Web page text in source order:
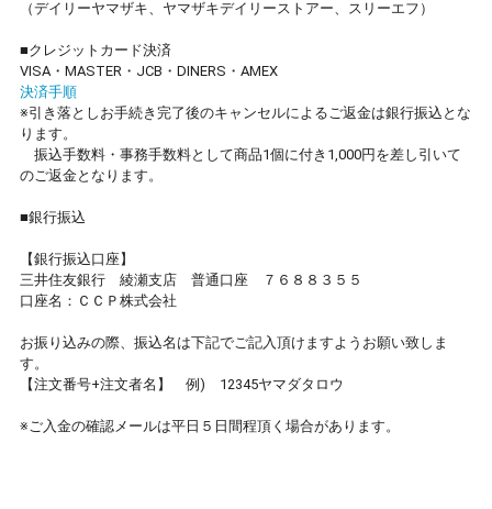
（デイリーヤマザキ、ヤマザキデイリーストアー、スリーエフ）
■クレジットカード決済
VISA・MASTER・JCB・DINERS・AMEX
決済手順
※引き落としお手続き完了後のキャンセルによるご返金は銀行振込とな
ります。
振込手数料・事務手数料として商品1個に付き1,000円を差し引いて
のご返金となります。
■銀行振込
【銀行振込口座】
三井住友銀行 綾瀬支店 普通口座 ７６８８３５５
口座名：ＣＣＰ株式会社
お振り込みの際、振込名は下記でご記入頂けますようお願い致しま
す。
【注文番号+注文者名】 例) 12345ヤマダタロウ
※ご入金の確認メールは平日５日間程頂く場合があります。